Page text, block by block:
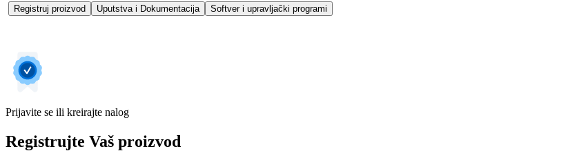
Registruj proizvod Uputstva i Dokumentacija Softver i upravljački programi
Prijavite se ili kreirajte nalog
Registrujte Vaš proizvod